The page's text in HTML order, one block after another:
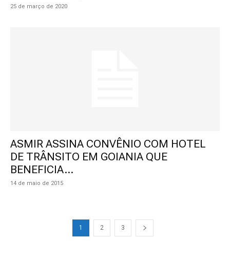
25 de março de 2020
ASMIR ASSINA CONVÊNIO COM HOTEL
DE TRÂNSITO EM GOIANIA QUE
BENEFICIA...
14 de maio de 2015
1 2 3